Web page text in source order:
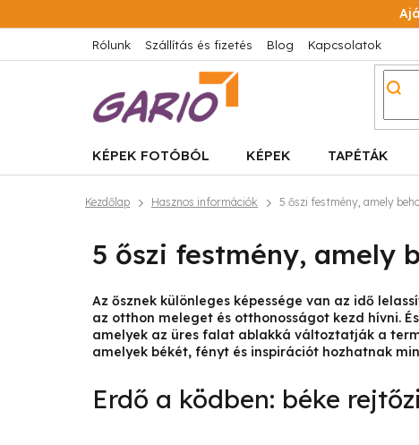
a
tartalomhoz
Rólunk Szállítás és fizetés Blog Kapcsolatok
KÉPEK FOTÓBÓL KÉPEK TAPÉTÁK
Kezdőlap Hasznos információk 5 őszi festmény, amely
5 őszi festmény, amely
Az ősznek különleges képessége van az idő
az otthon meleget és otthonosságot kezd hívni.
amelyek az üres falat ablakká változtatják a
amelyek békét, fényt és inspirációt hozhatnak
Erdő a ködben: béke